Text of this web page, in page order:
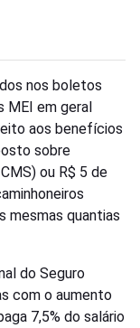
nos boletos
MEI em geral
aos benefícios
sobre
ou R$ 5 de
mesmas quantias
do Seguro
com o aumento
7,5% do salário